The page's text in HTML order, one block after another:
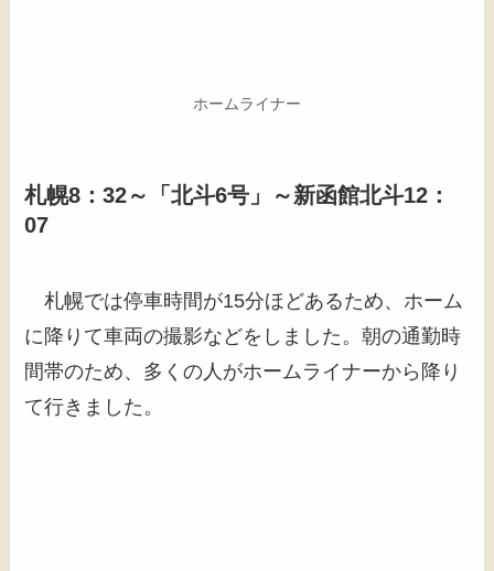
ホームライナー
札幌8：32～「北斗6号」～新函館北斗12：
07
札幌では停車時間が15分ほどあるため、ホーム
に降りて車両の撮影などをしました。朝の通勤時
間帯のため、多くの人がホームライナーから降り
て行きました。